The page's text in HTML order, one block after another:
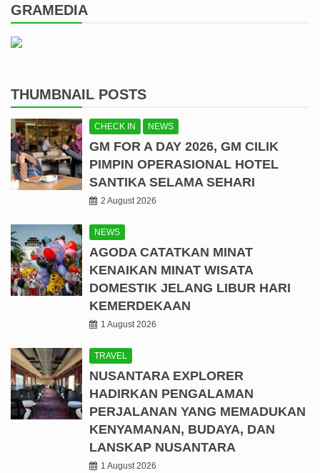
GRAMEDIA
THUMBNAIL POSTS
CHECK IN NEWS
GM FOR A DAY 2026, GM CILIK
PIMPIN OPERASIONAL HOTEL
SANTIKA SELAMA SEHARI
2 August 2026
NEWS
AGODA CATATKAN MINAT
KENAIKAN MINAT WISATA
DOMESTIK JELANG LIBUR HARI
KEMERDEKAAN
1 August 2026
TRAVEL
NUSANTARA EXPLORER
HADIRKAN PENGALAMAN
PERJALANAN YANG MEMADUKAN
KENYAMANAN, BUDAYA, DAN
LANSKAP NUSANTARA
1 August 2026